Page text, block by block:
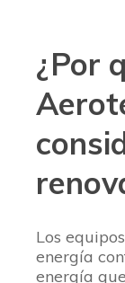
¿Por
Los
energía
energía